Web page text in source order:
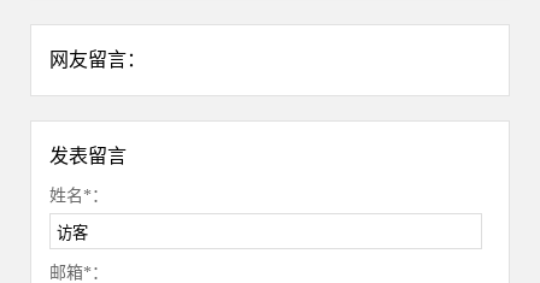
网友留言：
发表留言
姓名*：
邮箱*：